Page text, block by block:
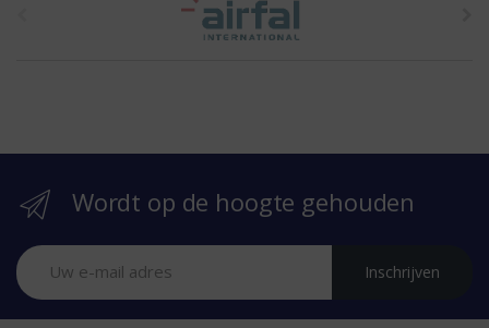
r
Wordt op de hoogte gehouden
Inschrijven